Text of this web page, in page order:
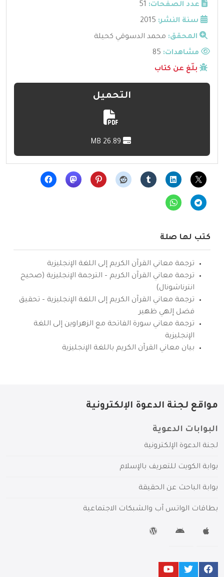
عدد الصفحات: 51
سنة النشر: 2015
المحقق: محمد الدسوقي كحيلة
مشاهدات:
بلّغ عن كتاب
التحميل
كتب لها صلة
ترجمة معاني القرآن الكريم إلى اللغة الإنجليزية
ترجمة معاني القرآن الكريم – الترجمة الإنجليزية (صحيح
انترناشونال)
ترجمة معاني القرآن الكريم إلى اللغة الإنجليزية – تحقيق
فضل إلهي ظهير
ترجمة معاني سورة الفاتحة مع الزهراوين إلى اللغة
الإنجليزية
بيان معاني القرآن الكريم باللغة الإنجليزية
مواقع لجنة الدعوة الإلكترونية
البوابات الدعوية
لجنة الدعوة الإلكترونية
بوابة الكويت للتعريف بالإسلام
بوابة الباحث عن الحقيقة
بطاقات الواتس آب والشبكات الاجتماعية